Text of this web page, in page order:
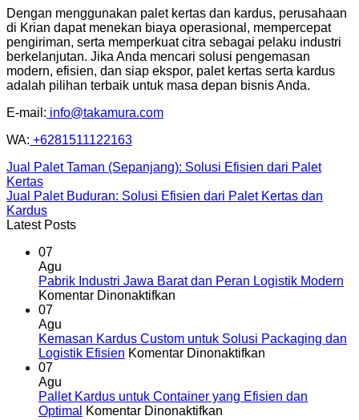
Dengan menggunakan palet kertas dan kardus, perusahaan
di Krian dapat menekan biaya operasional, mempercepat
pengiriman, serta memperkuat citra sebagai pelaku industri
berkelanjutan. Jika Anda mencari solusi pengemasan
modern, efisien, dan siap ekspor, palet kertas serta kardus
adalah pilihan terbaik untuk masa depan bisnis Anda.
E-mail: info@takamura.com
WA: +6281511122163
Jual Palet Taman (Sepanjang): Solusi Efisien dari Palet
Kertas
Jual Palet Buduran: Solusi Efisien dari Palet Kertas dan
Kardus
Latest Posts
07
Agu
Pabrik Industri Jawa Barat dan Peran Logistik Modern
Komentar Dinonaktifkan
Jawa
Barat
Logistik
Modern
07
Agu
Kemasan Kardus Custom untuk Solusi Packaging dan
Logistik Efisien Komentar Dinonaktifkan
Custom
07
Agu
Pallet Kardus untuk Container yang Efisien dan
Optimal
Komentar Dinonaktifkan